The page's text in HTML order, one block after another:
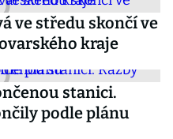
ve středu skončí ve
kraje
stanici.
podle plánu